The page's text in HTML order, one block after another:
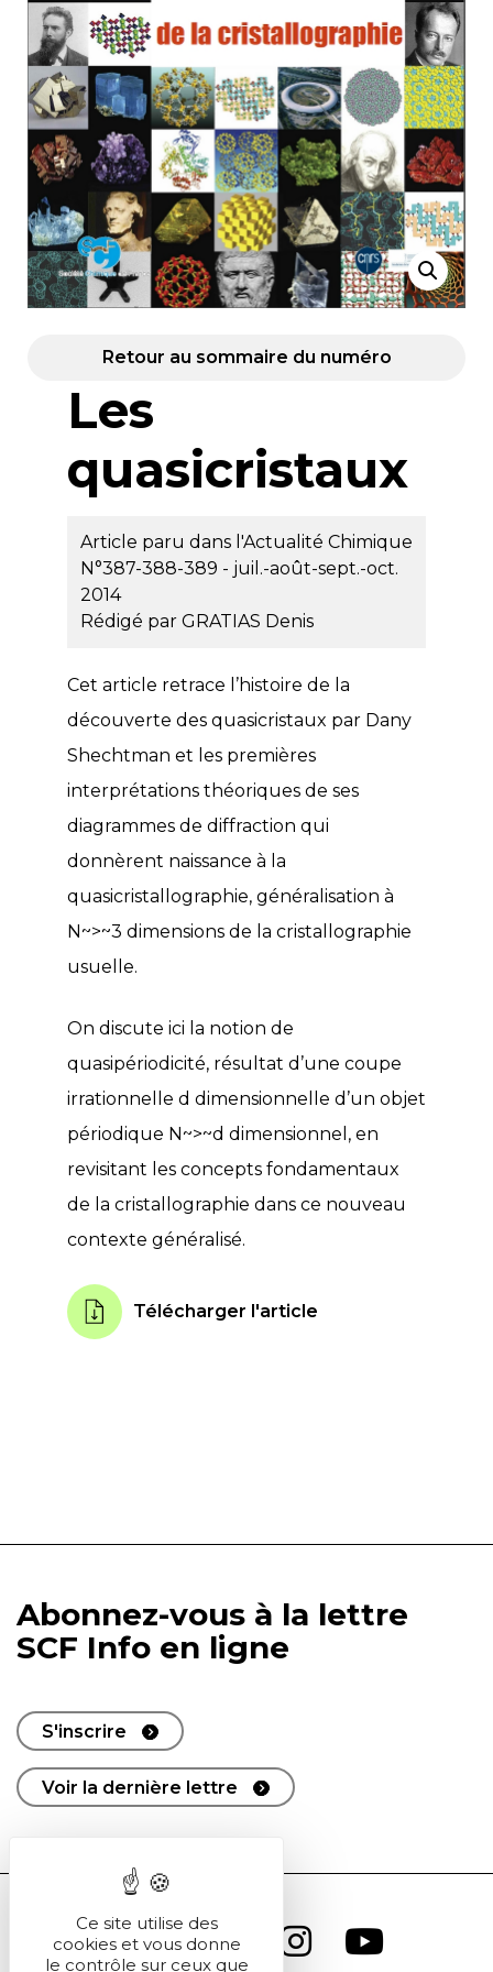
Retour au sommaire du numéro
Les
quasicristaux
Article paru dans l'Actualité Chimique
N°387-388-389 - juil.-août-sept.-oct.
2014
Rédigé par GRATIAS Denis
Cet article retrace l’histoire de la
découverte des quasicristaux par Dany
Shechtman et les premières
interprétations théoriques de ses
diagrammes de diffraction qui
donnèrent naissance à la
quasicristallographie, généralisation à
N~>~3 dimensions de la cristallographie
usuelle.
On discute ici la notion de
quasipériodicité, résultat d’une coupe
irrationnelle d dimensionnelle d’un objet
périodique N~>~d dimensionnel, en
revisitant les concepts fondamentaux
de la cristallographie dans ce nouveau
contexte généralisé.
Télécharger l'article
Abonnez-vous à la lettre
SCF Info en ligne
S'inscrire
Voir la dernière lettre
Ce site utilise des
cookies et vous donne
le contrôle sur ceux que